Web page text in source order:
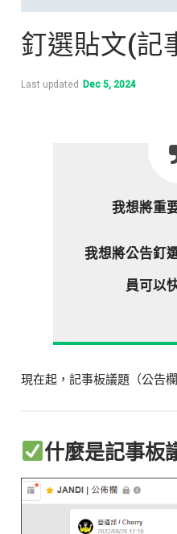
釘選貼文(記
Last updated Dec 5, 2024
我想將重
我想將公告釘
員可以
現在起，記事板議題（公告
什麼是記事板